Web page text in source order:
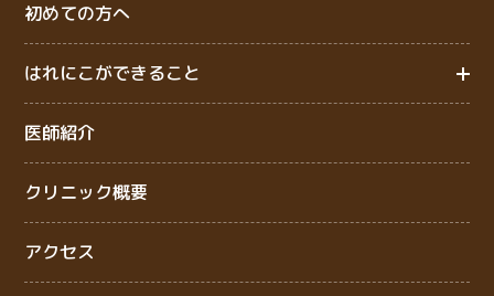
初めての方へ
はれにこができること
医師紹介
クリニック概要
アクセス